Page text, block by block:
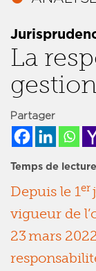
La
Partager
Temps de
Depuis le 1er
vigueur de
23 mars